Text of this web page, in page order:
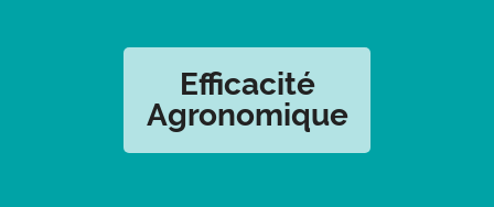
Efficacité
Agronomique